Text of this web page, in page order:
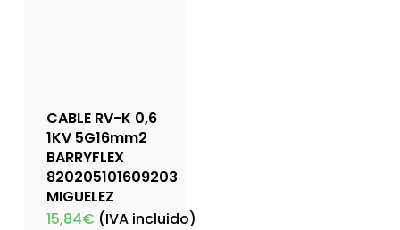
CABLE RV-K 0,6
1KV 5G16mm2
BARRYFLEX
820205101609203
MIGUELEZ
15,84€ (IVA incluido)